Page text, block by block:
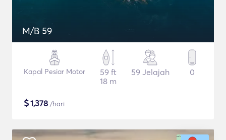
M/B 59
Kapal Pesiar Motor
59 ft
18 m
59 Jelajah 0
$1,378 /hari